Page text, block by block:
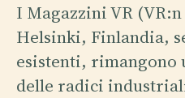
I Magazzini VR
Helsinki, Finlandia,
esistenti, rimangono
delle radici